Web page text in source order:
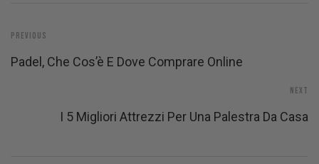
Previous
Padel, Che Cos’è E Dove Comprare Online
Next
I 5 Migliori Attrezzi Per Una Palestra Da Casa